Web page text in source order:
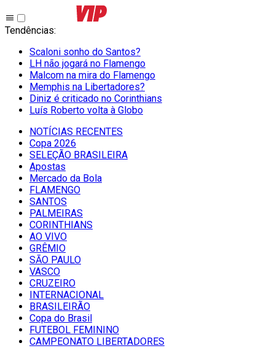
Tendências:
Scaloni sonho do Santos?
LH não jogará no Flamengo
Malcom na mira do Flamengo
Memphis na Libertadores?
Diniz é criticado no Corinthians
Luís Roberto volta à Globo
NOTÍCIAS RECENTES
Copa 2026
SELEÇÃO BRASILEIRA
Apostas
Mercado da Bola
FLAMENGO
SANTOS
PALMEIRAS
CORINTHIANS
AO VIVO
GRÊMIO
SĀO PAULO
VASCO
CRUZEIRO
INTERNACIONAL
BRASILEIRÃO
Copa do Brasil
FUTEBOL FEMININO
CAMPEONATO LIBERTADORES